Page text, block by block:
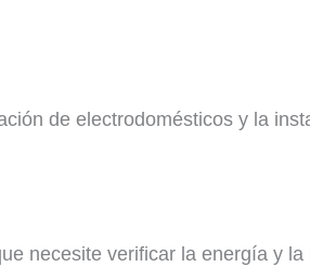
de electrodomésticos y la
necesite verificar la energía y